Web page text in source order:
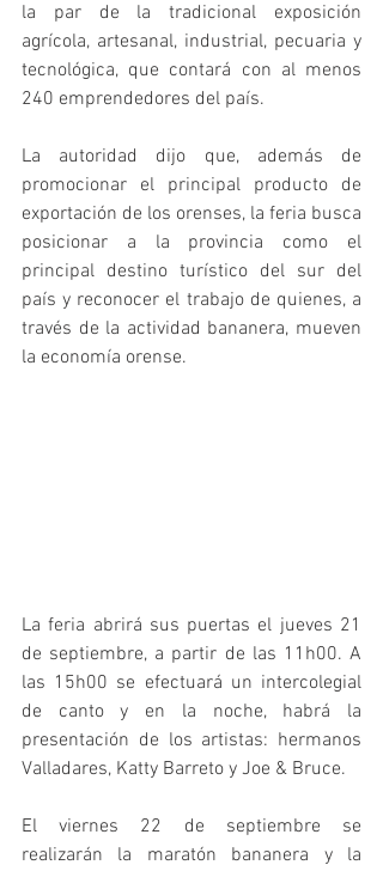
la par de la tradicional exposición
agrícola, artesanal, industrial, pecuaria y
tecnológica, que contará con al menos
240 emprendedores del país.
La autoridad dijo que, además de
promocionar el principal producto de
exportación de los orenses, la feria busca
posicionar a la provincia como el
principal destino turístico del sur del
país y reconocer el trabajo de quienes, a
través de la actividad bananera, mueven
la economía orense.
La feria abrirá sus puertas el jueves 21
de septiembre, a partir de las 11h00. A
las 15h00 se efectuará un intercolegial
de canto y en la noche, habrá la
presentación de los artistas: hermanos
Valladares, Katty Barreto y Joe & Bruce.
El viernes 22 de septiembre se
realizarán la maratón bananera y la